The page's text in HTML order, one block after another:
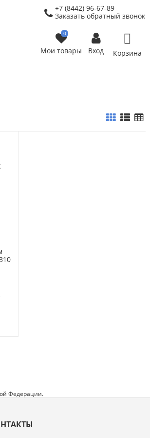
+7 (8442) 96-67-89
Заказать обратный звонок
0
Мои товары Вход Корзина
Федерации.